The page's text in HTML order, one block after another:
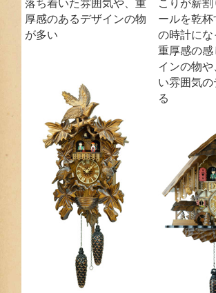
厚感のあるデザインの物
が多い
ールを乾
の時計に
重厚感の
インの物
い雰囲気
る